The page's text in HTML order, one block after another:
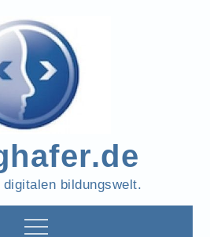
bildungswelt.